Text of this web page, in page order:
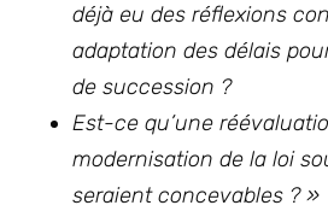
déjà eu des réflexions
adaptation des délais
de succession ?
Est-ce qu’une
modernisation de la loi
seraient concevables ? »